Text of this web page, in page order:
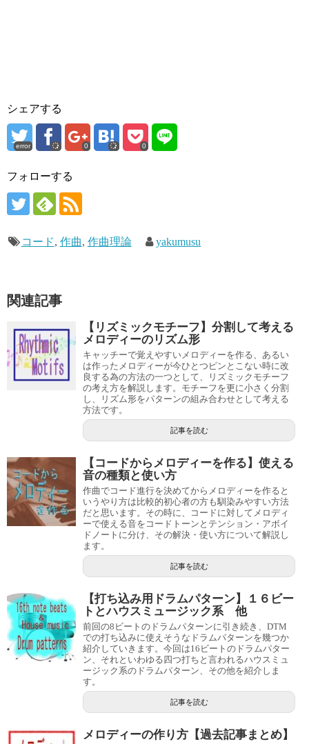
シェアする
error 0 0
フォローする
コード, 作曲, 作曲理論 yakumusu
関連記事
【リズミックモチーフ】分割して考える
メロディーのリズム形
キャッチーで覚えやすいメロディーを作る、あるい
は作ったメロディーが今ひとつピンとこない時に改
良する為の方法の一つとして、リズミックモチーフ
の考え方を解説します。モチーフを更に小さく分割
し、リズム形をパターンの組み合わせとして考える
方法です。
記事を読む
【コードからメロディーを作る】使える
音の種類と使い方
作曲でコード進行を決めてからメロディーを作ると
いうやり方は比較的初心者の方も馴染みやすい方法
だと思います。その時に、コードに対してメロディ
ーで使える音をコードトーンとテンション・アボイ
ドノートに分け、その解決・使い方について解説し
ます。
記事を読む
【打ち込み用ドラムパターン】１６ビー
トとハウスミュージック系 他
前回の8ビートのドラムパターンに引き続き、DTM
での打ち込みに使えそうなドラムパターンを幾つか
紹介していきます。今回は16ビートのドラムパター
ン、それといわゆる四つ打ちと言われるハウスミュ
ージック系のドラムパターン、その他を紹介しま
す。
記事を読む
メロディーの作り方【過去記事まとめ】